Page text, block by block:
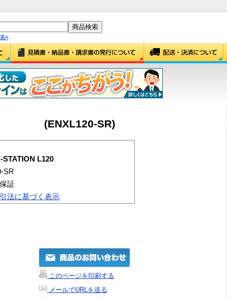
»
(ENXL120-SR)
nX-STATION L120
SR
証
法に基づく表示
このページを印刷する
メールでURLを送る